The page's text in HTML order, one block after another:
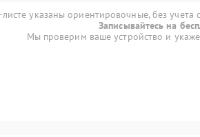
указаны ориентировочные, без учета
Записывайтесь на
Мы проверим ваше устройство и